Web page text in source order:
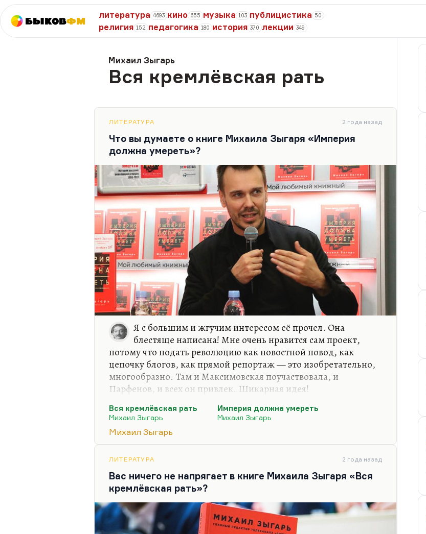
БыковФМ
литература 4693 кино 655 музыка 103 публицистика 50
религия 152 педагогика 180 история 370 лекции 349
Михаил Зыгарь
Вся кремлёвская рать
ЛИТЕРАТУРА 2 года назад
Что вы думаете о книге Михаила Зыгаря «Империя
должна умереть»?
Я с большим и жгучим интересом её прочел. Она
блестяще написана! Мне очень нравится сам проект,
потому что подать революцию как новостной повод, как
цепочку блогов, как прямой репортаж — это изобретательно,
многообразно. Там и Максимовская поучаствовала, и
Парфенов, и всех он привлек. Шикарная идея!
Что касается параллелей. Ну, я сам же вижу эти параллели,
понимаете, я сам на них настаиваю (Савинков/Савенко и так
далее), они слишком буквальные. И мне кажется, что ничего
любят как раз аналогии и, наоборот, настаивают на том, на
чем Набоков в свое время настаивал в рассказе «Королек»:
«Мир снова томит меня пестрой своей пустотой». Вот эта…
Вся кремлёвская рать
Михаил Зыгарь
Империя должна умереть
Михаил Зыгарь
Михаил Зыгарь
ЛИТЕРАТУРА 2 года назад
Вас ничего не напрягает в книге Михаила Зыгаря «Вся
кремлёвская рать»?